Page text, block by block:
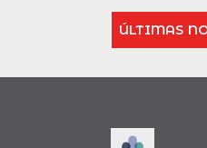
ÚLTIMAS
6.0 - Historia da rádio da Casa